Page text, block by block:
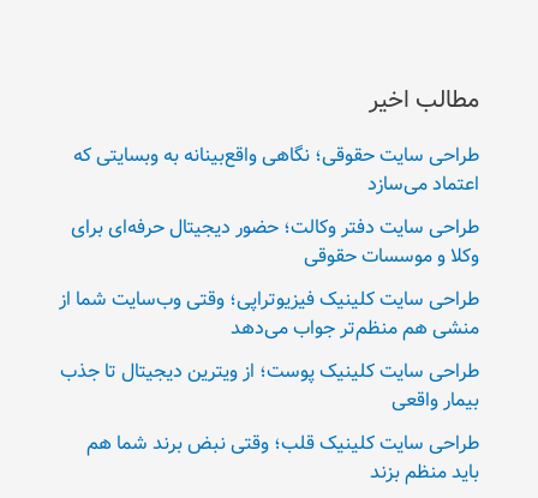
مطالب اخیر
طراحی سایت حقوقی؛ نگاهی واقع‌بینانه به وبسایتی که
اعتماد می‌سازد
طراحی سایت دفتر وکالت؛ حضور دیجیتال حرفه‌ای برای
وکلا و موسسات حقوقی
طراحی سایت کلینیک فیزیوتراپی؛ وقتی وب‌سایت شما از
منشی هم منظم‌تر جواب می‌دهد
طراحی سایت کلینیک پوست؛ از ویترین دیجیتال تا جذب
بیمار واقعی
طراحی سایت کلینیک قلب؛ وقتی نبض برند شما هم
باید منظم بزند